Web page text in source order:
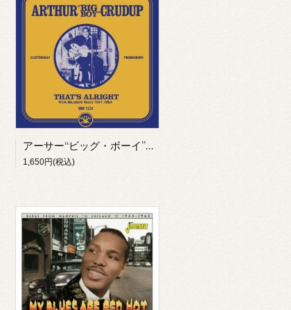
アーサー“ビッグ・ボーイ”クルーダップ/ ザッツ・オール・ライト：ブルーバード・イヤーズ 1941-54(CD)
1,650円(税込)